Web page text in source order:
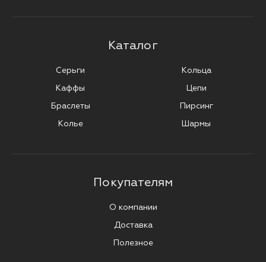
Каталог
Серьги
Каффы
Браслеты
Колье
Кольца
Цепи
Пирсинг
Шармы
Покупателям
О компании
Доставка
Полезное